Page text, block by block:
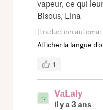
vapeur, ce qui
Bisous, Lina
(traduction
Afficher la langue
1
VaLaly
il y a 3 ans